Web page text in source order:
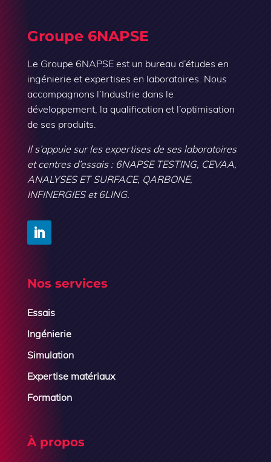
Groupe 6NAPSE
Le Groupe 6NAPSE est un bureau d’études en
ingénierie et expertises en laboratoires. Nous
accompagnons l’Industrie dans le
développement, la qualification et l’optimisation
de ses produits.
Il s’appuie sur les expertises de ses laboratoires
et centres d’essais : 6NAPSE TESTING, CEVAA,
ANALYSES ET SURFACE, QARBONE,
INFINERGIES et 6LING.
Nos services
Essais
Ingénierie
Simulation
Expertise matériaux
Formation
À propos